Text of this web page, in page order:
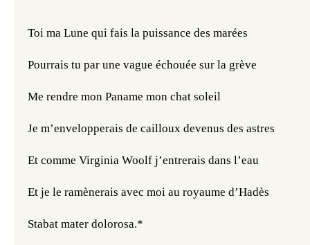
Toi ma Lune qui fais la puissance des marées
Pourrais tu par une vague échouée sur la grève
Me rendre mon Paname mon chat soleil
Je m’envelopperais de cailloux devenus des astres
Et comme Virginia Woolf j’entrerais dans l’eau
Et je le ramènerais avec moi au royaume d’Hadès
Stabat mater dolorosa.*